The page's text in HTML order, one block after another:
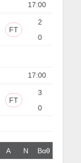
17:00
2
FT
0
17:00
3
FT
0
Α N Βαθ